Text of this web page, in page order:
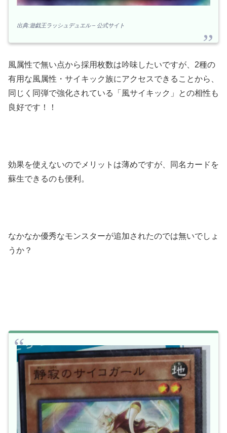
出典:遊戯王ラッシュデュエル – 公式サイト
風属性で無い点から採用枚数は吟味したいですが、2種の
有用な風属性・サイキック族にアクセスできることから、
同じく同弾で強化されている「風サイキック」との相性も
良好です！！
効果を使えないのでメリットは薄めですが、同名カードを
蘇生できるのも便利。
なかなか優秀なモンスターが追加されたのでは無いでしょ
うか？